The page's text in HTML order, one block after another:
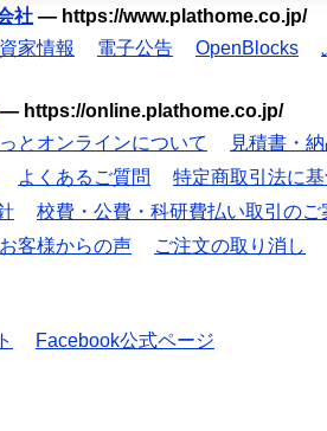
社 — https://www.plathome.co.jp/
家情報 電子公告 OpenBlocks
— https://online.plathome.co.jp/
とオンラインについて
見積書・
よくあるご質問
特定商取引法に
校費・公費・科研費払い取引のご
お客様からの声 ご注文の取り消し
Facebook公式ページ